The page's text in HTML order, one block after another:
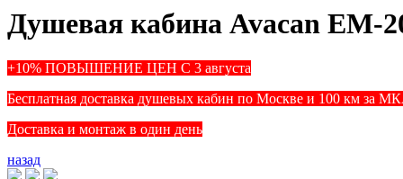
Душевая кабина Avacan EM-
+10% ПОВЫШЕНИЕ ЦЕН С 3 августа
Бесплатная доставка душевых кабин по Москве и 100 км за
Доставка и монтаж в один день
назад